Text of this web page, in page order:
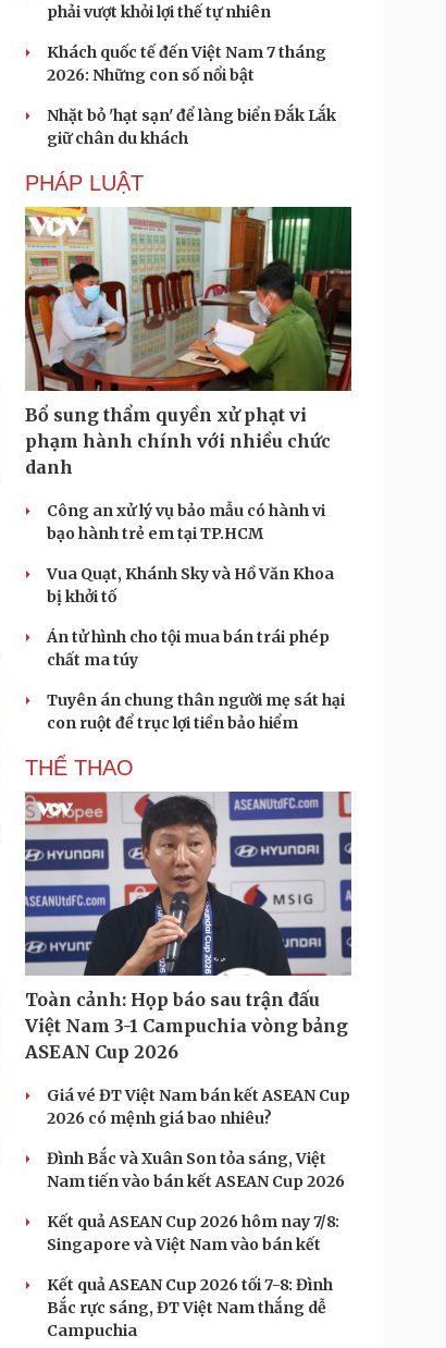
phải vượt khỏi lợi thế tự nhiên
Khách quốc tế đến Việt Nam 7 tháng
2026: Những con số nổi bật
Nhặt bỏ 'hạt sạn' để làng biển Đắk Lắk
giữ chân du khách
PHÁP LUẬT
Bổ sung thẩm quyền xử phạt vi
phạm hành chính với nhiều chức
danh
Công an xử lý vụ bảo mẫu có hành vi
bạo hành trẻ em tại TP.HCM
Vua Quạt, Khánh Sky và Hồ Văn Khoa
bị khởi tố
Án tử hình cho tội mua bán trái phép
chất ma túy
Tuyên án chung thân người mẹ sát hại
con ruột để trục lợi tiền bảo hiểm
THỂ THAO
Toàn cảnh: Họp báo sau trận đấu
Việt Nam 3-1 Campuchia vòng bảng
ASEAN Cup 2026
Giá vé ĐT Việt Nam bán kết ASEAN Cup
2026 có mệnh giá bao nhiêu?
Đình Bắc và Xuân Son tỏa sáng, Việt
Nam tiến vào bán kết ASEAN Cup 2026
Kết quả ASEAN Cup 2026 hôm nay 7/8:
Singapore và Việt Nam vào bán kết
Kết quả ASEAN Cup 2026 tối 7-8: Đình
Bắc rực sáng, ĐT Việt Nam thắng dễ
Campuchia